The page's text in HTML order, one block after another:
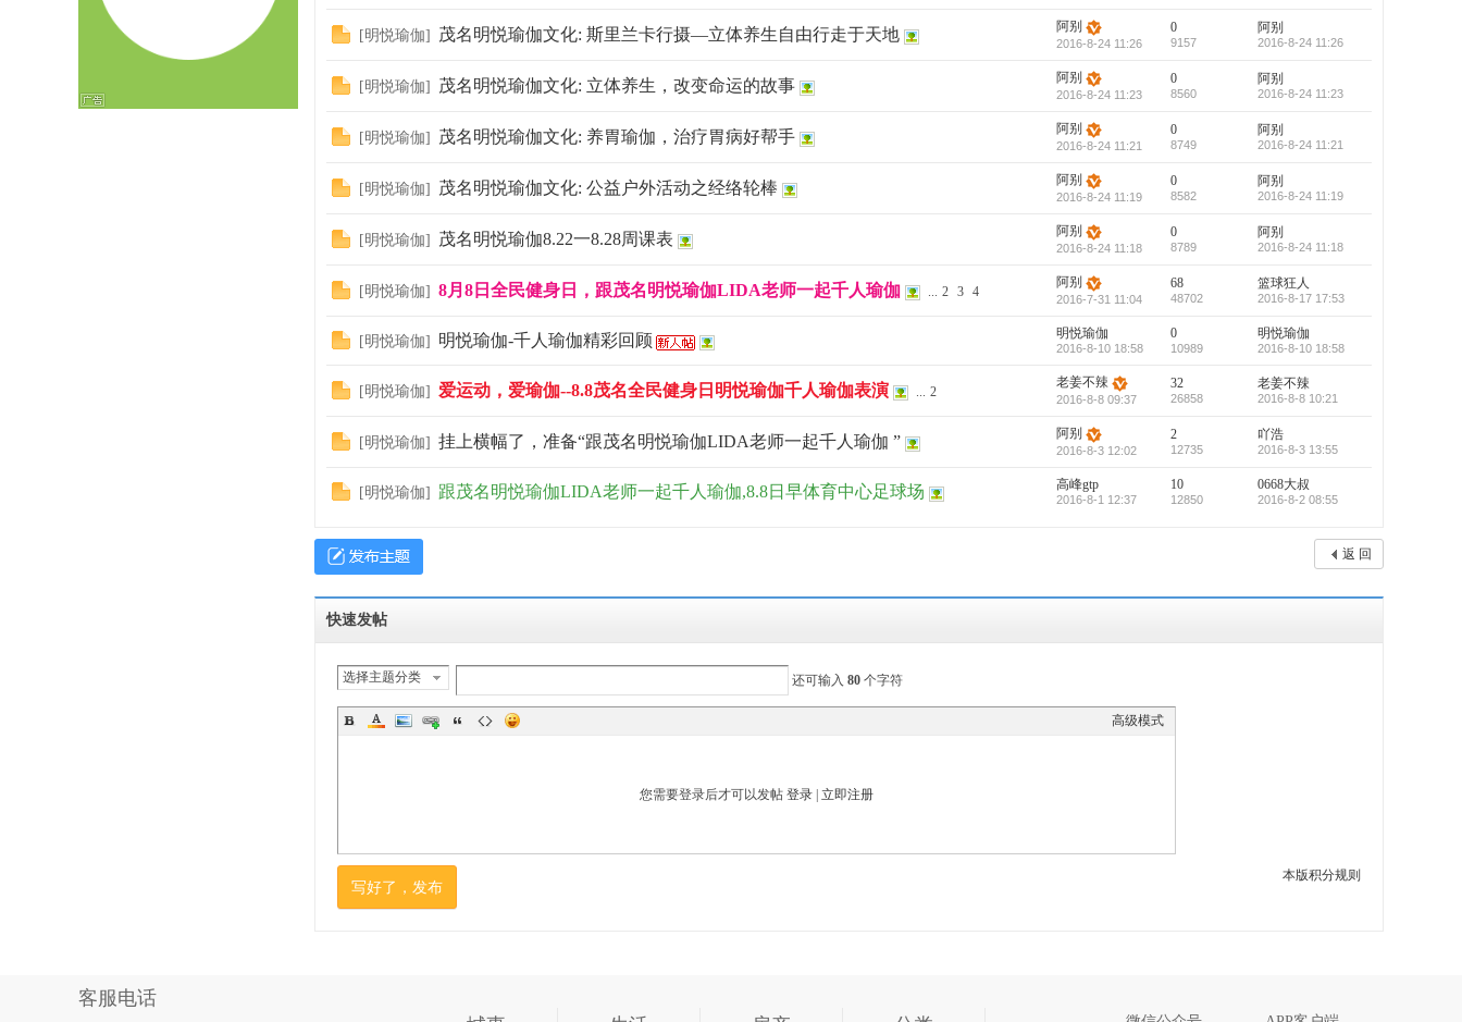
[明悦瑜伽] 茂名明悦瑜伽文化: 斯里兰卡行摄—立体养生自由行走于天地 阿别
2016-8-24 11:26
0
9157
阿别
2016-8-24 11:26
[明悦瑜伽] 茂名明悦瑜伽文化: 立体养生，改变命运的故事 阿别
2016-8-24 11:23
0
8560
阿别
2016-8-24 11:23
[明悦瑜伽] 茂名明悦瑜伽文化: 养胃瑜伽，治疗胃病好帮手 阿别
2016-8-24 11:21
0
8749
阿别
2016-8-24 11:21
[明悦瑜伽] 茂名明悦瑜伽文化: 公益户外活动之经络轮棒 阿别
2016-8-24 11:19
0
8582
阿别
2016-8-24 11:19
[明悦瑜伽] 茂名明悦瑜伽8.22一8.28周课表 阿别
2016-8-24 11:18
0
8789
阿别
2016-8-24 11:18
[明悦瑜伽] 8月8日全民健身日，跟茂名明悦瑜伽LIDA老师一起千人瑜伽 ... 2 3 4
阿别
2016-7-31 11:04
68
48702
篮球狂人
2016-8-17 17:53
[明悦瑜伽] 明悦瑜伽-千人瑜伽精彩回顾 明悦瑜伽
2016-8-10 18:58
0
10989
明悦瑜伽
2016-8-10 18:58
[明悦瑜伽] 爱运动，爱瑜伽--8.8茂名全民健身日明悦瑜伽千人瑜伽表演 ... 2
老姜不辣
2016-8-8 09:37
32
26858
老姜不辣
2016-8-8 10:21
[明悦瑜伽] 挂上横幅了，准备“跟茂名明悦瑜伽LIDA老师一起千人瑜伽 ” 阿别
2016-8-3 12:02
2
12735
吖浩
2016-8-3 13:55
[明悦瑜伽] 跟茂名明悦瑜伽LIDA老师一起千人瑜伽,8.8日早体育中心足球场 高峰gtp
2016-8-1 12:37
10
12850
0668大叔
2016-8-2 08:55
返 回
快速发帖
选择主题分类 还可输入 80 个字符
高级模式
您需要登录后才可以发帖 登录 立即注册
本版积分规则
写好了，发布
客服电话